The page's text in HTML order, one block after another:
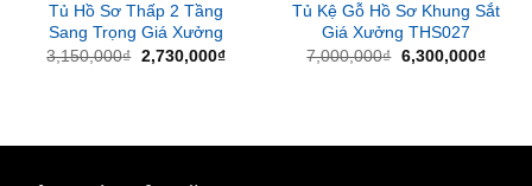
Tủ Hồ Sơ Thấp 2 Tầng
Sang Trọng Giá Xưởng
3,150,000₫ Giá
2,730,000₫Giá
Tủ Kệ Gỗ Hồ Sơ Khung Sắt
Giá Xưởng THS027
7,000,000₫ Giá
6,300,000₫Giá